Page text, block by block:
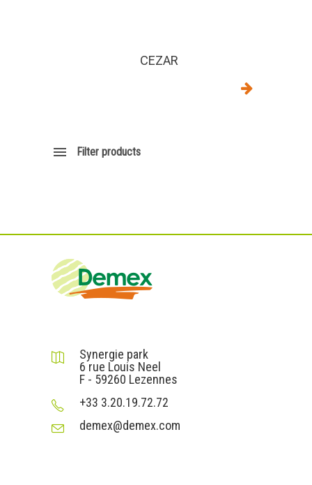
CEZAR
Filter products
Synergie park
6 rue Louis Neel
F - 59260 Lezennes
+33 3.20.19.72.72
demex@demex.com